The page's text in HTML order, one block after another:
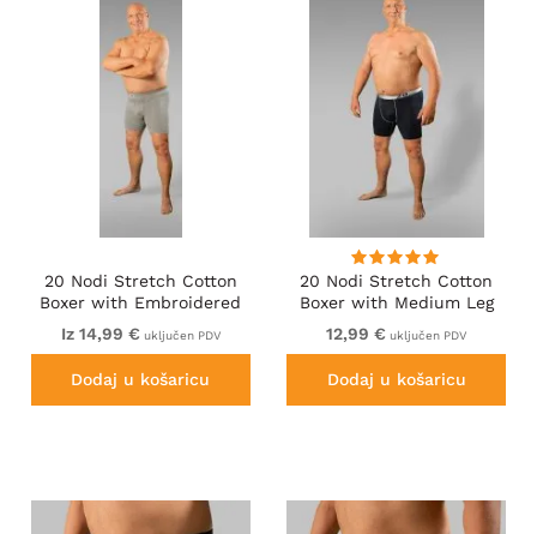
20 Nodi Stretch Cotton
Boxer with Embroidered
Long Leg Grey
Iz 14,99 € uključen PDV
Dodaj u košaricu
20 Nodi Stretch Cotton
Boxer with Medium Leg
Blue
12,99 € uključen PDV
Dodaj u košaricu